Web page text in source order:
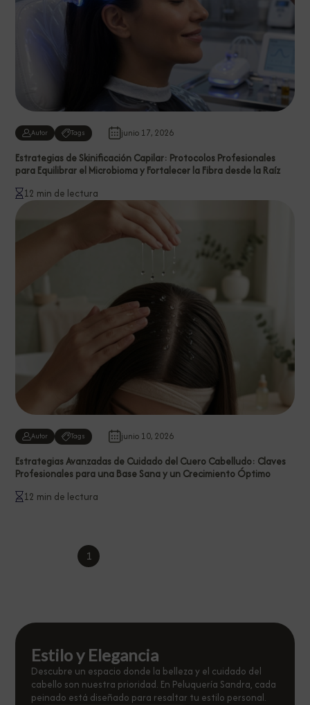
Autor Tags junio 17, 2026
Estrategias de Skinificación Capilar: Protocolos Profesionales
para Equilibrar el Microbioma y Fortalecer la Fibra desde la Raíz
12 min de lectura
Autor Tags junio 10, 2026
Estrategias Avanzadas de Cuidado del Cuero Cabelludo: Claves
Profesionales para una Base Sana y un Crecimiento Óptimo
12 min de lectura
1
Estilo y Elegancia
Descubre un espacio donde la belleza y el cuidado del
cabello son nuestra prioridad. En Peluquería Sandra, cada
peinado está diseñado para resaltar tu estilo personal.